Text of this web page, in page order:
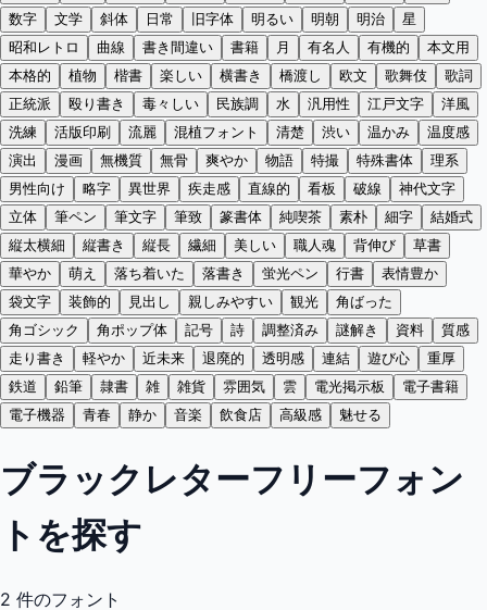
数字
文学 斜体 日常 旧字体 明るい 明朝 明治
星
昭和レトロ
曲線 書き間違い 書籍 月 有名人 有機的
本文用
本格的
植物 楷書 楽しい 横書き 橋渡し 欧文 歌舞伎
歌詞
正統派
殴り書き 毒々しい 民族調 水 汎用性 江戸文字
洋風
洗練
活版印刷 流麗 混植フォント 清楚 渋い 温かみ
温度感
演出
漫画 無機質 無骨 爽やか 物語 特撮 特殊書体
理系
男性向け
略字 異世界 疾走感 直線的 看板 破線
神代文字
立体
筆ペン 筆文字 筆致 篆書体 純喫茶 素朴 細字
結婚式
縦太横細
縦書き 縦長 繊細 美しい 職人魂 背伸び
草書
華やか
萌え 落ち着いた 落書き 蛍光ペン 行書
表情豊か
袋文字
装飾的 見出し 親しみやすい 観光
角ばった
角ゴシック
角ポップ体 記号 詩 調整済み 謎解き 資料
質感
走り書き
軽やか 近未来 退廃的 透明感 連結 遊び心
重厚
鉄道
鉛筆 隷書 雑 雑貨 雰囲気 雲 電光掲示板
電子書籍
電子機器
青春 静か 音楽 飲食店 高級感 魅せる
ブラックレターフリーフォン
トを探す
2 件のフォント